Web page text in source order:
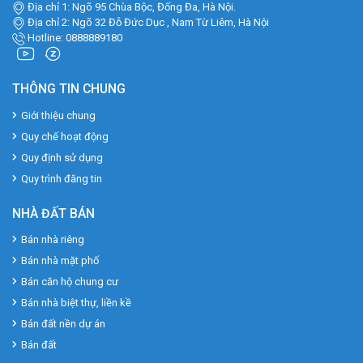
Địa chỉ 1: Ngõ 95 Chùa Bộc, Đống Đa, Hà Nội.
Địa chỉ 2: Ngõ 32 Đỗ Đức Dục , Nam Từ Liêm, Hà Nội
Hotline: 0888889180
THÔNG TIN CHUNG
Giới thiệu chung
Quy chế hoạt động
Quy định sử dụng
Quy trình đăng tin
NHÀ ĐẤT BÁN
Bán nhà riêng
Bán nhà mặt phố
Bán căn hộ chung cư
Bán nhà biệt thự, liền kề
Bán đất nền dự án
Bán đất